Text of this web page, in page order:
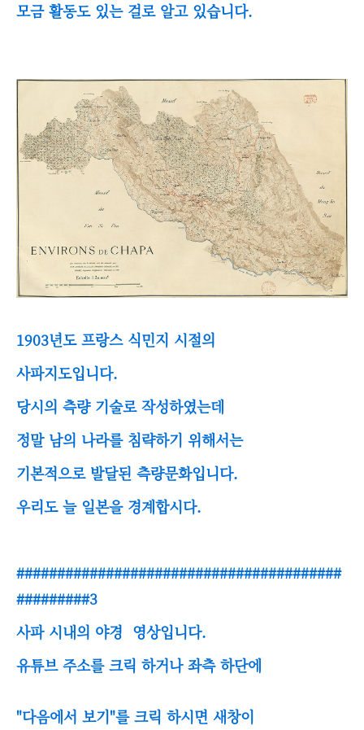
모금 활동도 있는 걸로 알고 있습니다.
1903년도 프랑스 식민지 시절의
사파지도입니다.
당시의 측량 기술로 작성하였는데
정말 남의 나라를 침략하기 위해서는
기본적으로 발달된 측량문화입니다.
우리도 늘 일본을 경계합시다.
########################################
#########3
사파 시내의 야경 영상입니다.
유튜브 주소를 크릭 하거나 좌측 하단에
"다음에서 보기"를 크릭 하시면 새창이